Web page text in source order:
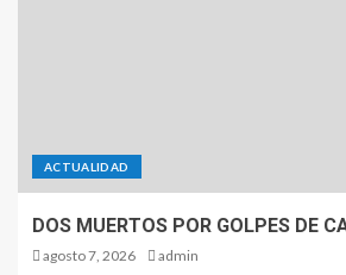
ACTUALIDAD
DOS MUERTOS POR GOLPES DE
agosto 7, 2026 admin